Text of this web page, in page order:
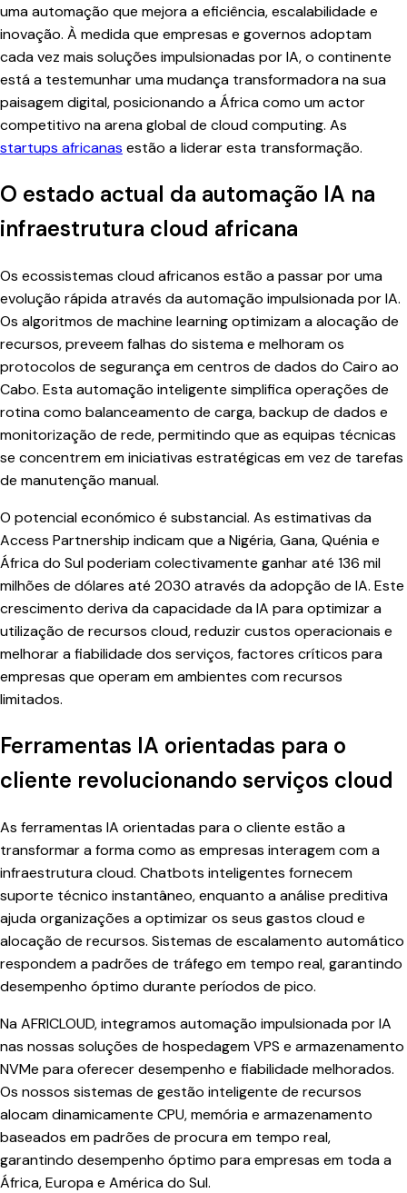
uma automação que mejora a eficiência, escalabilidade e
inovação. À medida que empresas e governos adoptam
cada vez mais soluções impulsionadas por IA, o continente
está a testemunhar uma mudança transformadora na sua
paisagem digital, posicionando a África como um actor
competitivo na arena global de cloud computing. As
startups africanas estão a liderar esta transformação.
O estado actual da automação IA na
infraestrutura cloud africana
Os ecossistemas cloud africanos estão a passar por uma
evolução rápida através da automação impulsionada por IA.
Os algoritmos de machine learning optimizam a alocação de
recursos, preveem falhas do sistema e melhoram os
protocolos de segurança em centros de dados do Cairo ao
Cabo. Esta automação inteligente simplifica operações de
rotina como balanceamento de carga, backup de dados e
monitorização de rede, permitindo que as equipas técnicas
se concentrem em iniciativas estratégicas em vez de tarefas
de manutenção manual.
O potencial económico é substancial. As estimativas da
Access Partnership indicam que a Nigéria, Gana, Quénia e
África do Sul poderiam colectivamente ganhar até 136 mil
milhões de dólares até 2030 através da adopção de IA. Este
crescimento deriva da capacidade da IA para optimizar a
utilização de recursos cloud, reduzir custos operacionais e
melhorar a fiabilidade dos serviços, factores críticos para
empresas que operam em ambientes com recursos
limitados.
Ferramentas IA orientadas para o
cliente revolucionando serviços cloud
As ferramentas IA orientadas para o cliente estão a
transformar a forma como as empresas interagem com a
infraestrutura cloud. Chatbots inteligentes fornecem
suporte técnico instantâneo, enquanto a análise preditiva
ajuda organizações a optimizar os seus gastos cloud e
alocação de recursos. Sistemas de escalamento automático
respondem a padrões de tráfego em tempo real, garantindo
desempenho óptimo durante períodos de pico.
Na AFRICLOUD, integramos automação impulsionada por IA
nas nossas soluções de hospedagem VPS e armazenamento
NVMe para oferecer desempenho e fiabilidade melhorados.
Os nossos sistemas de gestão inteligente de recursos
alocam dinamicamente CPU, memória e armazenamento
baseados em padrões de procura em tempo real,
garantindo desempenho óptimo para empresas em toda a
África, Europa e América do Sul.